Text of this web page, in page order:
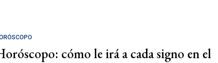
cómo le irá a cada signo en el